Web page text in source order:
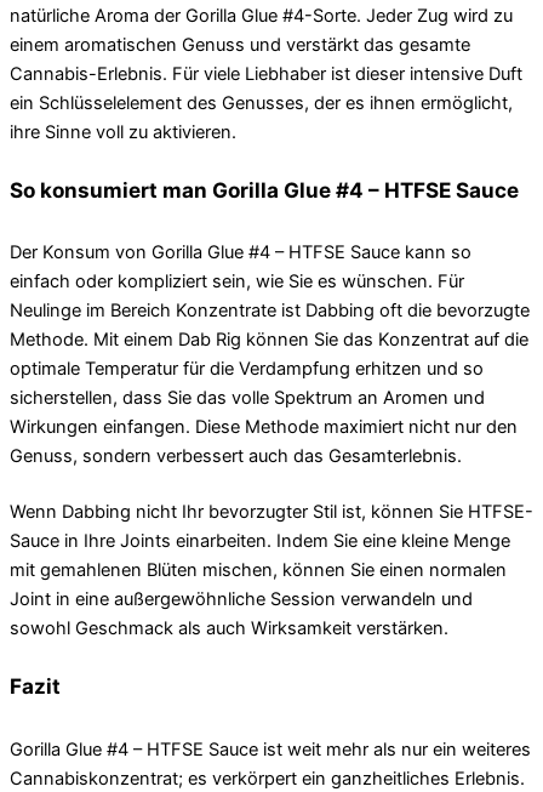
natürliche Aroma der Gorilla Glue #4-Sorte. Jeder Zug wird zu
einem aromatischen Genuss und verstärkt das gesamte
Cannabis-Erlebnis. Für viele Liebhaber ist dieser intensive Duft
ein Schlüsselelement des Genusses, der es ihnen ermöglicht,
ihre Sinne voll zu aktivieren.
So konsumiert man Gorilla Glue #4 – HTFSE Sauce
Der Konsum von Gorilla Glue #4 – HTFSE Sauce kann so
einfach oder kompliziert sein, wie Sie es wünschen. Für
Neulinge im Bereich Konzentrate ist Dabbing oft die bevorzugte
Methode. Mit einem Dab Rig können Sie das Konzentrat auf die
optimale Temperatur für die Verdampfung erhitzen und so
sicherstellen, dass Sie das volle Spektrum an Aromen und
Wirkungen einfangen. Diese Methode maximiert nicht nur den
Genuss, sondern verbessert auch das Gesamterlebnis.
Wenn Dabbing nicht Ihr bevorzugter Stil ist, können Sie HTFSE-
Sauce in Ihre Joints einarbeiten. Indem Sie eine kleine Menge
mit gemahlenen Blüten mischen, können Sie einen normalen
Joint in eine außergewöhnliche Session verwandeln und
sowohl Geschmack als auch Wirksamkeit verstärken.
Fazit
Gorilla Glue #4 – HTFSE Sauce ist weit mehr als nur ein weiteres
Cannabiskonzentrat; es verkörpert ein ganzheitliches Erlebnis.